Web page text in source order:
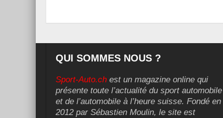
QUI SOMMES NOUS ?
Sport-Auto.ch est un magazine online qui
présente toute l’actualité du sport automobile
et de l’automobile à l’heure suisse. Fondé en
2012 par Sébastien Moulin, le site est